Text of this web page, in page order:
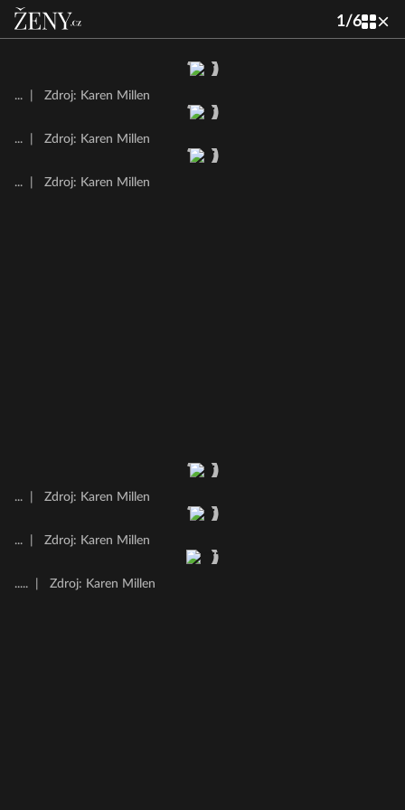
1/6
... Zdroj: Karen Millen
... Zdroj: Karen Millen
... Zdroj: Karen Millen
... Zdroj: Karen Millen
... Zdroj: Karen Millen
..... Zdroj: Karen Millen